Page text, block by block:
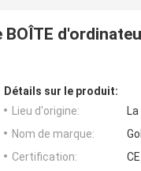
BOÎTE
Détails sur le produit:
Lieu d'origine:
Nom de marque:
Certification:
CE